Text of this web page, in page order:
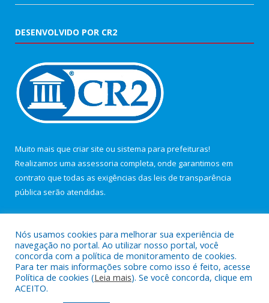
DESENVOLVIDO POR CR2
Muito mais que criar site ou sistema para prefeituras!
Realizamos uma assessoria completa, onde garantimos em
contrato que todas as exigências das leis de transparência
pública serão atendidas.
Todos os direitos reservados a Câmara Municipal de Maracanã.
Nós usamos cookies para melhorar sua experiência de
navegação no portal. Ao utilizar nosso portal, você
concorda com a política de monitoramento de cookies.
Para ter mais informações sobre como isso é feito, acesse
Política de cookies (Leia mais). Se você concorda, clique em
ACEITO.